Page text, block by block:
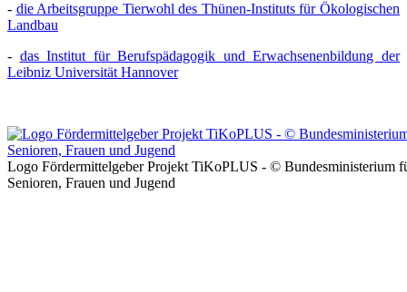
- die Arbeitsgruppe Tierwohl des Thünen-Instituts für Ökologischen
Landbau
- das Institut für Berufspädagogik und Erwachsenenbildung der
Leibniz Universität Hannover
Logo Fördermittelgeber Projekt TiKoPLUS - © Bundesministerium
Senioren, Frauen und Jugend